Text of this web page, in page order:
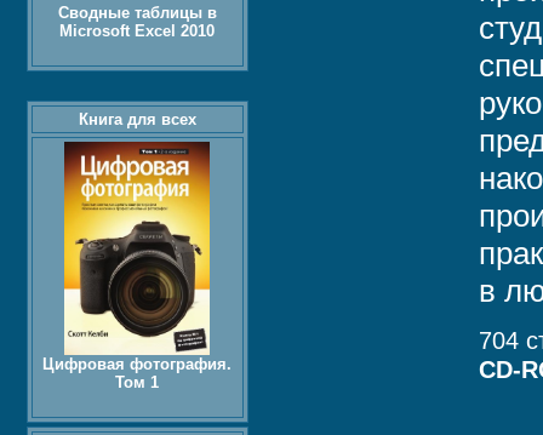
в
704
CD-
Сводные таблицы в
Microsoft Excel 2010
Книга для всех
Цифровая фотография.
Том 1